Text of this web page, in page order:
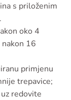
s priloženim
oko 4
16
primjenu
trepavice;
redovite